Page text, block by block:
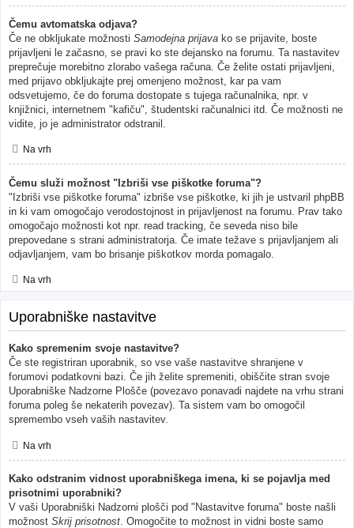
Čemu avtomatska odjava?
Če ne obkljukate možnosti Samodejna prijava ko se prijavite, boste
prijavljeni le začasno, se pravi ko ste dejansko na forumu. Ta nastavitev
preprečuje morebitno zlorabo vašega računa. Če želite ostati prijavljeni,
med prijavo obkljukajte prej omenjeno možnost, kar pa vam
odsvetujemo, če do foruma dostopate s tujega računalnika, npr. v
knjižnici, internetnem "kafiču", študentski računalnici itd. Če možnosti ne
vidite, jo je administrator odstranil.
Na vrh
Čemu služi možnost "Izbriši vse piškotke foruma"?
"Izbriši vse piškotke foruma" izbriše vse piškotke, ki jih je ustvaril phpBB
in ki vam omogočajo verodostojnost in prijavljenost na forumu. Prav tako
omogočajo možnosti kot npr. read tracking, če seveda niso bile
prepovedane s strani administratorja. Če imate težave s prijavljanjem ali
odjavljanjem, vam bo brisanje piškotkov morda pomagalo.
Na vrh
Uporabniške nastavitve
Kako spremenim svoje nastavitve?
Če ste registriran uporabnik, so vse vaše nastavitve shranjene v
forumovi podatkovni bazi. Če jih želite spremeniti, obiščite stran svoje
Uporabniške Nadzorne Plošče (povezavo ponavadi najdete na vrhu strani
foruma poleg še nekaterih povezav). Ta sistem vam bo omogočil
spremembo vseh vaših nastavitev.
Na vrh
Kako odstranim vidnost uporabniškega imena, ki se pojavlja med
prisotnimi uporabniki?
V vaši Uporabniški Nadzorni plošči pod "Nastavitve foruma" boste našli
možnost Skrij prisotnost . Omogočite to možnost in vidni boste samo